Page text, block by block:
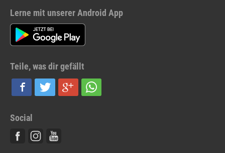
Lerne mit unserer Android App
Teile, was dir gefällt
Social